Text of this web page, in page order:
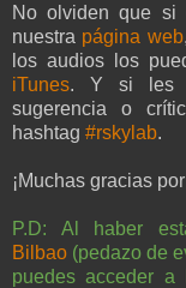
No olviden que si
nuestra página web,
los audios los
iTunes. Y si les
sugerencia o
hashtag #rskylab.
¡Muchas gracias
P.D: Al haber
Bilbao (pedazo de
puedes acceder